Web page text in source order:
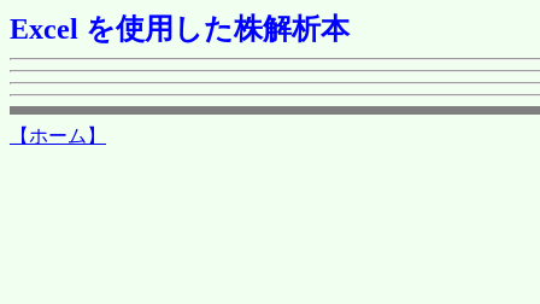
Excel を使用した株解析本
【ホーム】